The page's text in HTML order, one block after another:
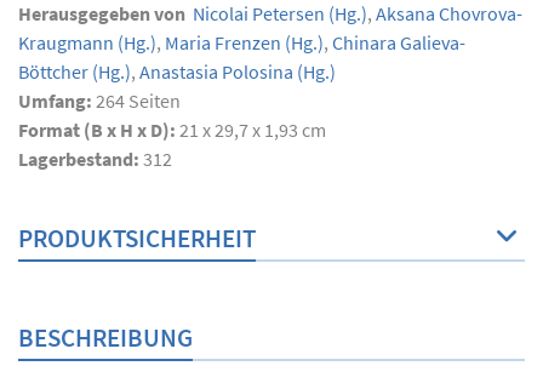
Herausgegeben von Nicolai Petersen (Hg.), Aksana Chovrova-
Kraugmann (Hg.), Maria Frenzen (Hg.), Chinara Galieva-
Böttcher (Hg.), Anastasia Polosina (Hg.)
Umfang: 264 Seiten
Format (B x H x D): 21 x 29,7 x 1,93 cm
Lagerbestand: 312
PRODUKTSICHERHEIT
BESCHREIBUNG